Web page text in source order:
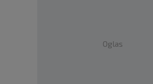
Oglas